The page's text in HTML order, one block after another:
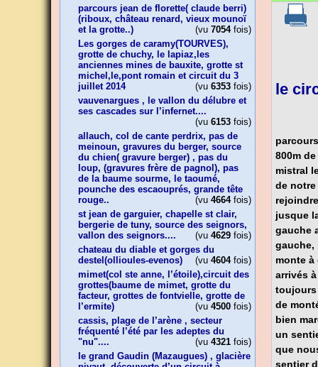
le
800m
mistral
de
jusque
gauche
gauche,
monte à
arrivés
toujours
de
bien
un
que
sentier
parcours jean de florette( claude berri)
(riboux, château renard, vieux mounoï
et la grotte..)
(vu 7054fois)
Les gorges de caramy(TOURVES),
grotte de chuchy, le lapiaz,les
anciennes mines de bauxite, grotte st
michel,le,pont romain et circuit du 3
juillet 2014
(vu 6353 fois)
vauvenargues , le vallon du délubre et
ses cascades sur l’infernet....
(vu 6153 fois)
allauch, col de cante perdrix, pas de
meinoun, gravures du berger, source
du chien( gravure berger) , pas du
loup, (gravures frère de pagnol), pas
de la baume sourme, le taoumé,
pounche des escaouprés, grande tête
rouge..
(vu 4664fois)
st jean de garguier, chapelle st clair,
bergerie de tuny, source des seignors,
vallon des seignors....
(vu 4629 fois)
chateau du diable et gorges du
destel(ollioules-evenos)
(vu 4604fois)
mimet(col ste anne, l’étoile),circuit des
grottes(baume de mimet, grotte du
facteur, grottes de fontvielle, grotte de
l’ermite)
(vu 4500 fois)
cassis, plage de l’arène , secteur
fréquenté l’été par les adeptes du
"nu"....
(vu 4321 fois)
le grand Gaudin (Mazaugues) , glacière